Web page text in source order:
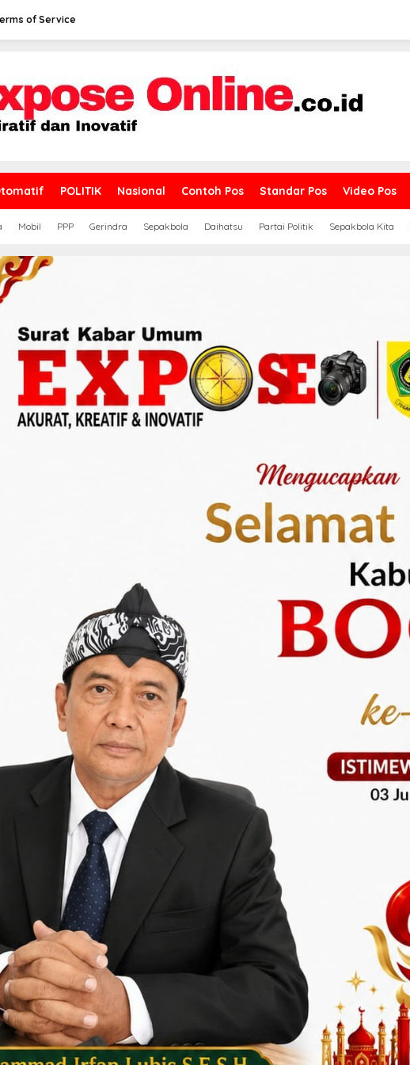
of Service
POLITIK Nasional Contoh Pos Standar Pos Video Pos
Mobil PPP Gerindra Sepakbola Daihatsu Partai Politik Sepakbola Kita